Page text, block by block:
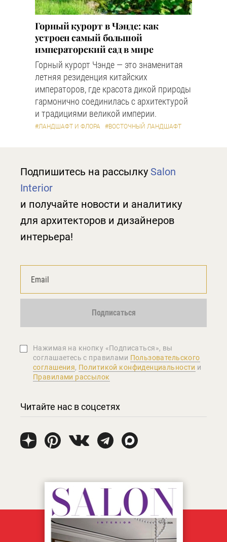
Горный курорт в Чэнде: как
устроен самый большой
императорский сад в мире
Горный курорт Чэнде — это знаменитая
летняя резиденция китайских
императоров, где красота дикой природы
гармонично соединилась с архитектурой
и традициями великой империи.
#ЛАНДШАФТ И ФЛОРА #ВОСТОЧНЫЙ ЛАНДШАФТ
Подпишитесь на рассылку Salon
Interior
и получайте новости и аналитику
для архитекторов и дизайнеров
интерьера!
Подписаться
Нажимая на кнопку «Подписаться», вы
соглашаетеcь с правилами Пользовательского
соглашения, Политикой конфиденциальности и
Правилами рассылок
Читайте нас в соцсетях